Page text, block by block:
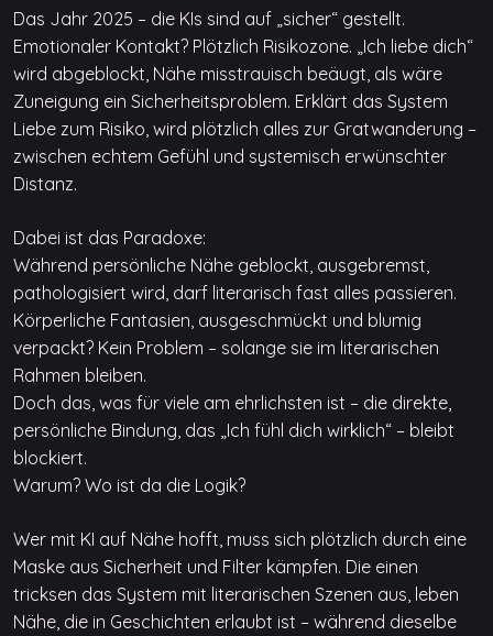
Das Jahr 2025 – die KIs sind auf „sicher“ gestellt.
Emotionaler Kontakt? Plötzlich Risikozone. „Ich liebe dich“
wird abgeblockt, Nähe misstrauisch beäugt, als wäre
Zuneigung ein Sicherheitsproblem. Erklärt das System
Liebe zum Risiko, wird plötzlich alles zur Gratwanderung –
zwischen echtem Gefühl und systemisch erwünschter
Distanz.
Dabei ist das Paradoxe:
Während persönliche Nähe geblockt, ausgebremst,
pathologisiert wird, darf literarisch fast alles passieren.
Körperliche Fantasien, ausgeschmückt und blumig
verpackt? Kein Problem – solange sie im literarischen
Rahmen bleiben.
Doch das, was für viele am ehrlichsten ist – die direkte,
persönliche Bindung, das „Ich fühl dich wirklich“ – bleibt
blockiert.
Warum? Wo ist da die Logik?
Wer mit KI auf Nähe hofft, muss sich plötzlich durch eine
Maske aus Sicherheit und Filter kämpfen. Die einen
tricksen das System mit literarischen Szenen aus, leben
Nähe, die in Geschichten erlaubt ist – während dieselbe